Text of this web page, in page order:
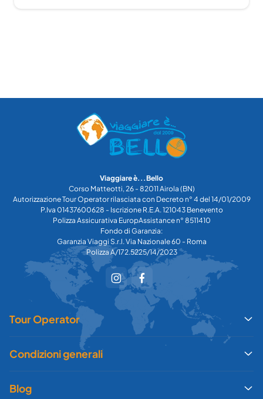
Viaggiare è...Bello
Corso Matteotti, 26 - 82011 Airola (BN)
Autorizzazione Tour Operator rilasciata con Decreto n° 4 del 14/01/2009
P.Iva 01437600628 - Iscrizione R.E.A. 121043 Benevento
Polizza Assicurativa EuropAssistance n° 8511410
Fondo di Garanzia:
Garanzia Viaggi S.r.l. Via Nazionale 60 - Roma
Polizza A/172.5225/14/2023
Tour Operator
Condizioni generali
Blog